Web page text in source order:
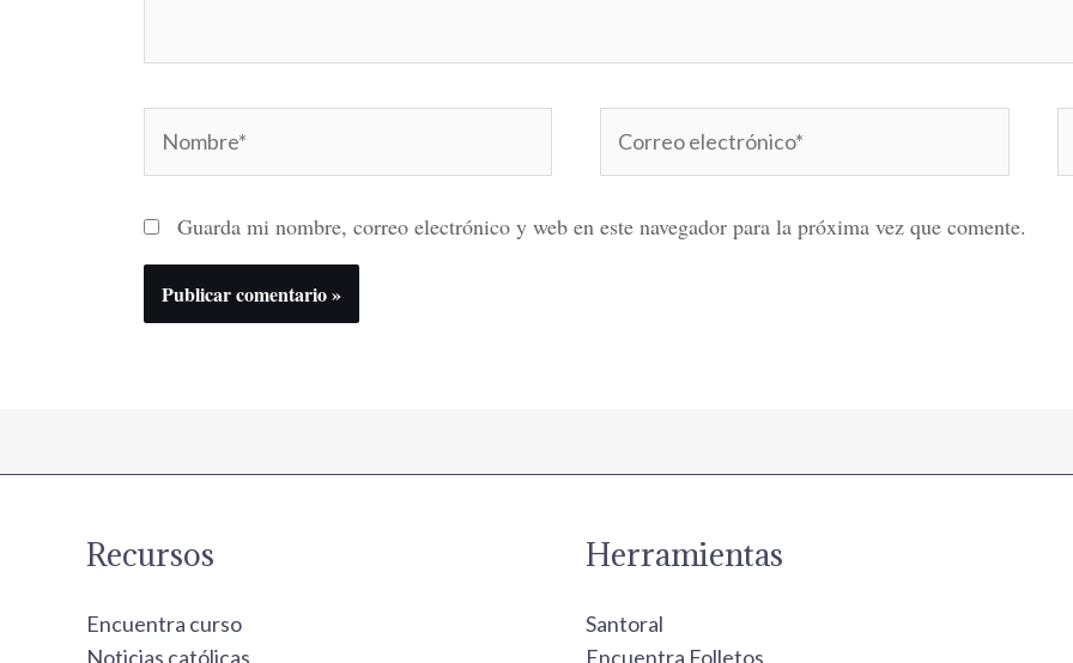
electrónico*
Guarda mi nombre, correo electrónico y web en este navegador para la próxima vez que comente.
Recursos
Encuentra curso
Noticias católicas
Herramientas
Santoral
Encuentra Folletos